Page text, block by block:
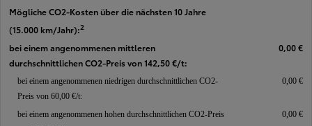
Mögliche CO2-Kosten über die nächsten 10 Jahre
(15.000 km/Jahr):2
bei einem angenommenen mittleren
durchschnittlichen CO2-Preis von 142,50 €/t:
0,00 €
bei einem angenommenen niedrigen durchschnittlichen CO2-
Preis von 60,00 €/t:
0,00 €
bei einem angenommenen hohen durchschnittlichen CO2-Preis
0,00 €